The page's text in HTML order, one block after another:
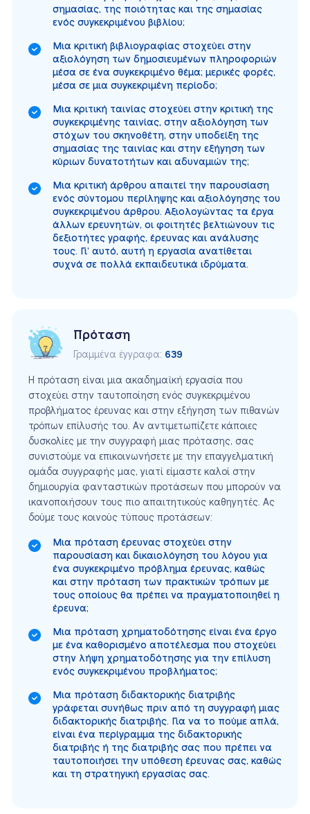
σημασίας, της ποιότητας και της σημασίας
ενός συγκεκριμένου βιβλίου;
Μια κριτική βιβλιογραφίας στοχεύει στην
αξιολόγηση των δημοσιευμένων πληροφοριών
μέσα σε ένα συγκεκριμένο θέμα; μερικές φορές,
μέσα σε μια συγκεκριμένη περίοδο;
Μια κριτική ταινίας στοχεύει στην κριτική της
συγκεκριμένης ταινίας, στην αξιολόγηση των
στόχων του σκηνοθέτη, στην υποδείξη της
σημασίας της ταινίας και στην εξήγηση των
κύριων δυνατοτήτων και αδυναμιών της;
Μια κριτική άρθρου απαιτεί την παρουσίαση
ενός σύντομου περίληψης και αξιολόγησης του
συγκεκριμένου άρθρου. Αξιολογώντας τα έργα
άλλων ερευνητών, οι φοιτητές βελτιώνουν τις
δεξιοτήτες γραφής, έρευνας και ανάλυσης
τους. Γι’ αυτό, αυτή η εργασία ανατίθεται
συχνά σε πολλά εκπαιδευτικά ιδρύματα.
Πρόταση
Γραμμένα έγγραφα: 639
Η πρόταση είναι μια ακαδημαϊκή εργασία που
στοχεύει στην ταυτοποίηση ενός συγκεκριμένου
προβλήματος έρευνας και στην εξήγηση των πιθανών
τρόπων επίλυσής του. Αν αντιμετωπίζετε κάποιες
δυσκολίες με την συγγραφή μιας πρότασης, σας
συνιστούμε να επικοινωνήσετε με την επαγγελματική
ομάδα συγγραφής μας, γιατί είμαστε καλοί στην
δημιουργία φανταστικών προτάσεων που μπορούν να
ικανοποιήσουν τους πιο απαιτητικούς καθηγητές. Ας
δούμε τους κοινούς τύπους προτάσεων:
Μια πρόταση έρευνας στοχεύει στην
παρουσίαση και δικαιολόγηση του λόγου για
ένα συγκεκριμένο πρόβλημα έρευνας, καθώς
και στην πρόταση των πρακτικών τρόπων με
τους οποίους θα πρέπει να πραγματοποιηθεί η
έρευνα;
Μια πρόταση χρηματοδότησης είναι ένα έργο
με ένα καθορισμένο αποτέλεσμα που στοχεύει
στην λήψη χρηματοδότησης για την επίλυση
ενός συγκεκριμένου προβλήματος;
Μια πρόταση διδακτορικής διατριβής
γράφεται συνήθως πριν από τη συγγραφή μιας
διδακτορικής διατριβής. Για να το πούμε απλά,
είναι ένα περίγραμμα της διδακτορικής
διατριβής ή της διατριβής σας που πρέπει να
ταυτοποιήσει την υπόθεση έρευνας σας, καθώς
και τη στρατηγική εργασίας σας.